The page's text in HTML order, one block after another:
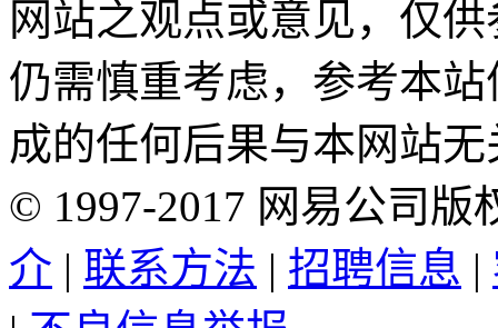
网站之观点或意见，仅
仍需慎重考虑，参考本
成的任何后果与本网站
© 1997-2017 网易公司版
介 | 联系方法 | 招聘信息 |